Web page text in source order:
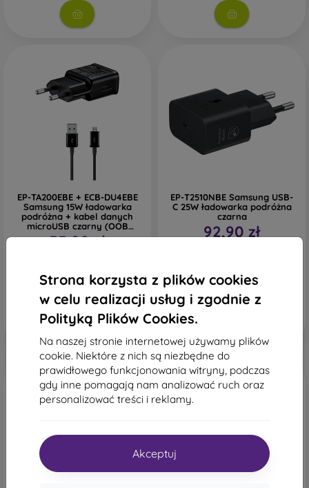
Strona korzysta z plików cookies
w celu realizacji usług i zgodnie z
Polityką Plików Cookies.
Na naszej stronie internetowej używamy plików
cookie. Niektóre z nich są niezbędne do
prawidłowego funkcjonowania witryny, podczas
gdy inne pomagają nam analizować ruch oraz
personalizować treści i reklamy.
Akceptuj
EP-TA200EBE + ECB-DU4EBE
Samsung 15W ładowarka
podróżna + kabel danych
microUSB czarny (OOB
Bulk)
55,90 zł
magazynie
EP-T2510NBE Samsung USB-
C 25W ładowarka podróżna
czarna
92,90 zł